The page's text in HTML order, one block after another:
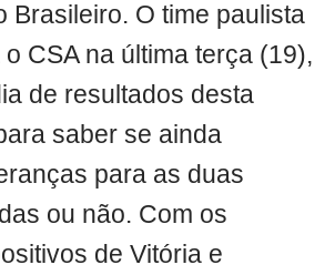
Brasileiro. O time paulista
CSA na última terça (19),
de resultados desta
saber se ainda
para as duas
ou não. Com os
de Vitória e